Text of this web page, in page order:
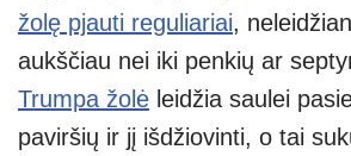
žolę pjauti reguliariai,
aukščiau nei iki penkių ar
Trumpa žolė leidžia saulei
paviršių ir jį išdžiovinti, o tai